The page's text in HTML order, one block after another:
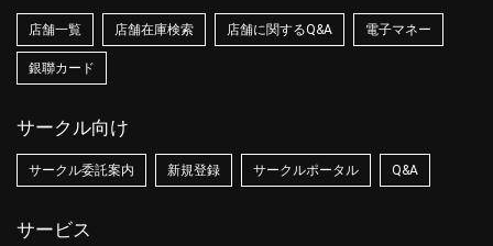
店舗一覧 店舗在庫検索 店舗に関するQ&A 電子マネー
銀聯カード
サークル向け
サークル委託案内 新規登録 サークルポータル Q&A
サービス